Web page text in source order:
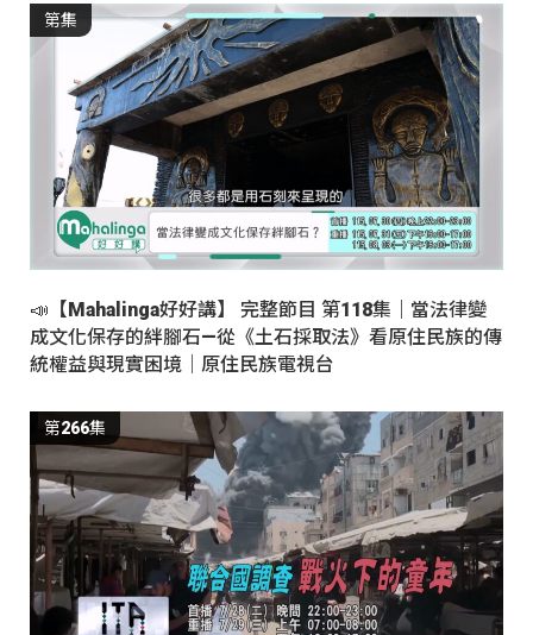
第集
📣【Mahalinga好好講】 完整節目 第118集｜當法律變
成文化保存的絆腳石—從《土石採取法》看原住民族的傳
統權益與現實困境｜原住民族電視台
第266集